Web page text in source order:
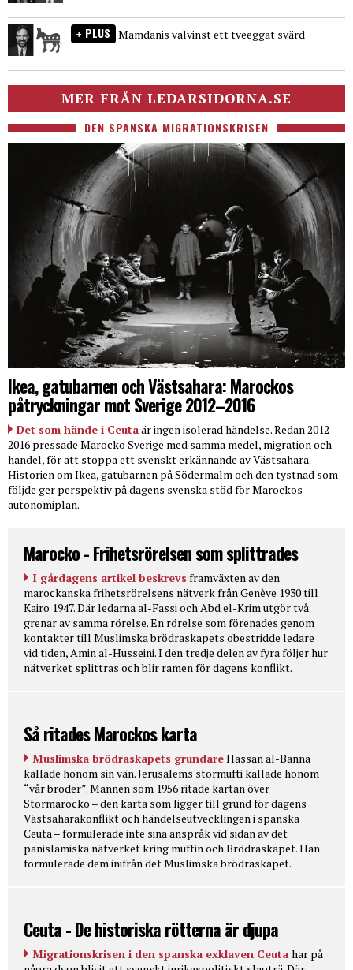
PLUS Mamdanis valvinst ett tveeggat svärd
MER FRÅN LEDARSIDORNA.SE
DEN SPANSKA MIGRATIONSKRISEN
Ikea, gatubarnen och Västsahara: Marockos
påtryckningar mot Sverige 2012–2016
Det som hände i Ceutaär ingen isolerad händelse. Redan 2012–
2016 pressade Marocko Sverige med samma medel, migration och
handel, för att stoppa ett svenskt erkännande av Västsahara.
Historien om Ikea, gatubarnen på Södermalm och den tystnad som
följde ger perspektiv på dagens svenska stöd för Marockos
autonomiplan.
Marocko - Frihetsrörelsen som splittrades
I gårdagens artikel beskrevs framväxten av den
marockanska frihetsrörelsens nätverk från Genève 1930 till
Kairo 1947. Där ledarna al-Fassi och Abd el-Krim utgör två
grenar av samma rörelse. En rörelse som förenades genom
kontakter till Muslimska brödraskapets obestridde ledare
vid tiden, Amin al-Husseini. I den tredje delen av fyra följer hur
nätverket splittras och blir ramen för dagens konflikt.
Så ritades Marockos karta
Muslimska brödraskapets grundareHassan al-Banna
kallade honom sin vän. Jerusalems stormufti kallade honom
“vår broder”. Mannen som 1956 ritade kartan över
Stormarocko – den karta som ligger till grund för dagens
Västsaharakonflikt och händelseutvecklingen i spanska
Ceuta – formulerade inte sina anspråk vid sidan av det
panislamiska nätverket kring muftin och Brödraskapet. Han
formulerade dem inifrån det Muslimska brödraskapet.
Ceuta - De historiska rötterna är djupa
Migrationskrisen i den spanska exklaven Ceuta har på